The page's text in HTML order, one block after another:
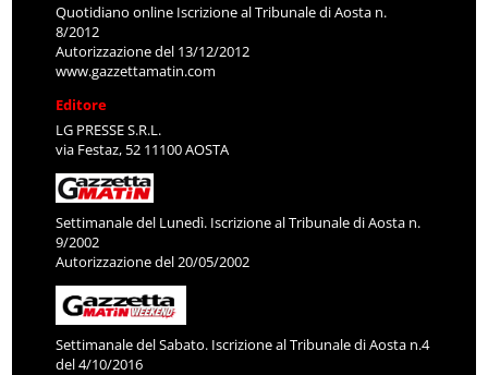
Quotidiano online Iscrizione al Tribunale di Aosta n.
8/2012
Autorizzazione del 13/12/2012
www.gazzettamatin.com
Editore
LG PRESSE S.R.L.
via Festaz, 52 11100 AOSTA
Settimanale del Lunedì. Iscrizione al Tribunale di Aosta n.
9/2002
Autorizzazione del 20/05/2002
Settimanale del Sabato. Iscrizione al Tribunale di Aosta n.4
del 4/10/2016